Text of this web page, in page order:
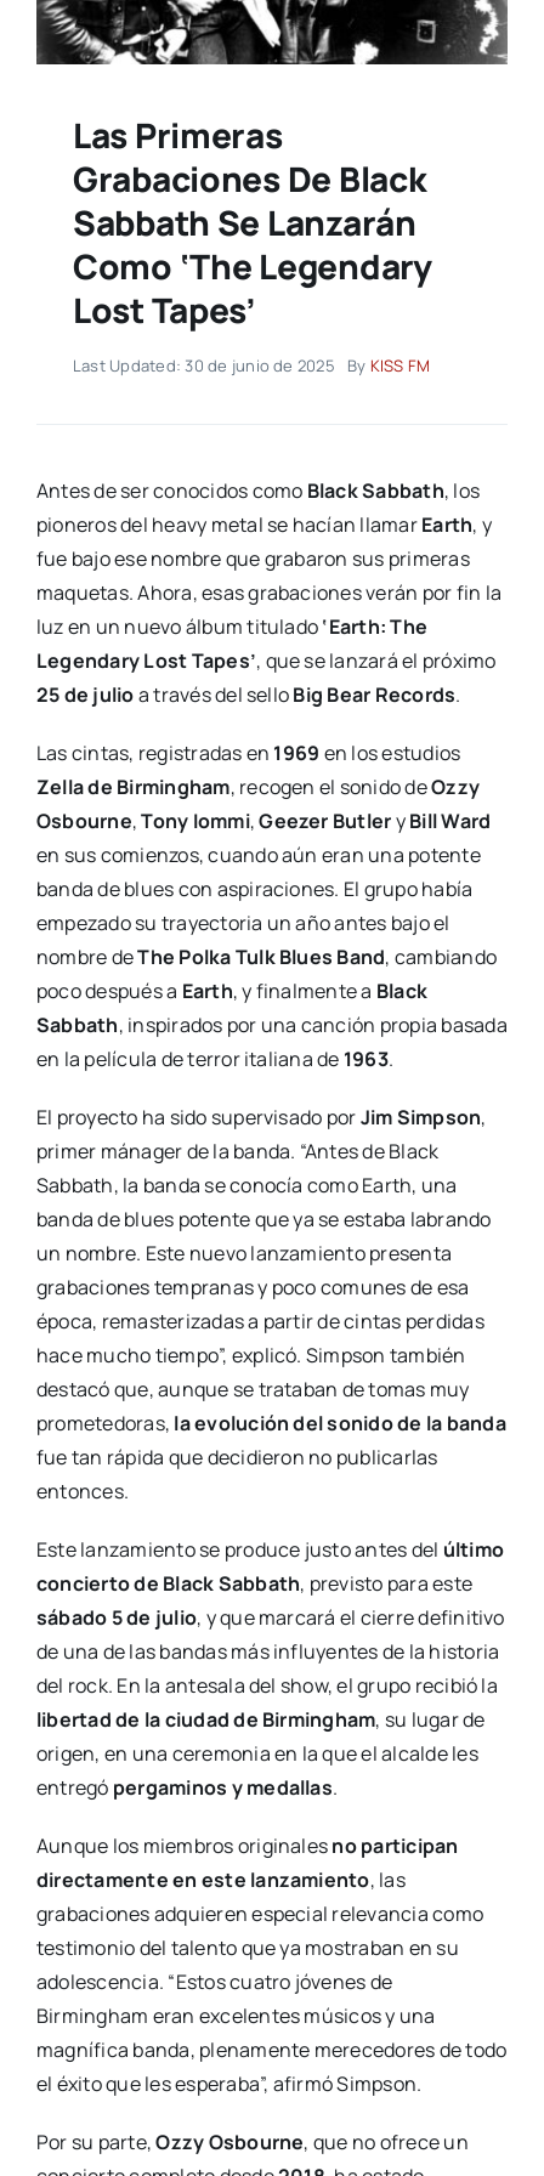
Las Primeras
Grabaciones De Black
Sabbath Se Lanzarán
Como ‘The Legendary
Lost Tapes’
Last Updated: 30 de junio de 2025 By KISS FM
Antes de ser conocidos como Black Sabbath, los
pioneros del heavy metal se hacían llamarEarth, y
fue bajo ese nombre que grabaron sus primeras
maquetas. Ahora, esas grabaciones verán por fin la
luz en un nuevo álbum titulado‘Earth: The
Legendary Lost Tapes’, que se lanzará el próximo
25 de julioa través del selloBig Bear Records.
Las cintas, registradas en 1969 en los estudios
Zella de Birmingham, recogen el sonido deOzzy
Osbourne,Tony Iommi,Geezer ButleryBill Ward
en sus comienzos, cuando aún eran una potente
banda de blues con aspiraciones. El grupo había
empezado su trayectoria un año antes bajo el
nombre deThe Polka Tulk Blues Band, cambiando
poco después a Earth, y finalmente a Black
Sabbath, inspirados por una canción propia basada
en la película de terror italiana de 1963.
El proyecto ha sido supervisado porJim Simpson,
primer mánager de la banda. “Antes de Black
Sabbath, la banda se conocía como Earth, una
banda de blues potente que ya se estaba labrando
un nombre. Este nuevo lanzamiento presenta
grabaciones tempranas y poco comunes de esa
época, remasterizadas a partir de cintas perdidas
hace mucho tiempo”, explicó. Simpson también
destacó que, aunque se trataban de tomas muy
prometedoras, la evolución del sonido de la banda
fue tan rápida que decidieron no publicarlas
entonces.
Este lanzamiento se produce justo antes del último
concierto de Black Sabbath, previsto para este
sábado 5 de julio, y que marcará el cierre definitivo
de una de las bandas más influyentes de la historia
del rock. En la antesala del show, el grupo recibió la
libertad de la ciudad de Birmingham, su lugar de
origen, en una ceremonia en la que el alcalde les
entregó pergaminos y medallas.
Aunque los miembros originalesno participan
directamente en este lanzamiento, las
grabaciones adquieren especial relevancia como
testimonio del talento que ya mostraban en su
adolescencia. “Estos cuatro jóvenes de
Birmingham eran excelentes músicos y una
magnífica banda, plenamente merecedores de todo
el éxito que les esperaba”, afirmó Simpson.
Por su parte,Ozzy Osbourne, que no ofrece un